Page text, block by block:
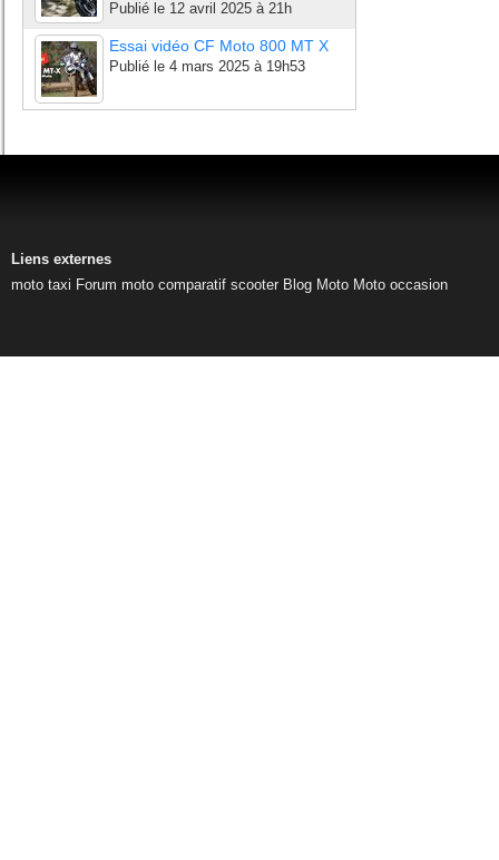
Publié le 12 avril 2025 à 21h
Essai vidéo CF Moto 800 MT X
Publié le 4 mars 2025 à 19h53
Liens externes
moto taxi Forum moto comparatif scooter Blog Moto Moto occasion